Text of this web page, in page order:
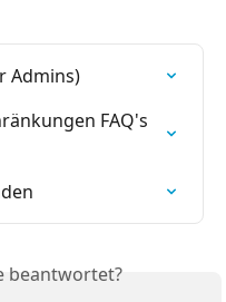
Admins)
FAQ's
beantwortet?